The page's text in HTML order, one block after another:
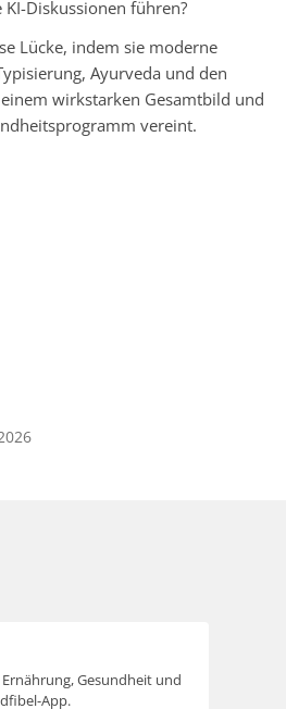
Diskussionen führen?
Lücke, indem sie moderne
Ayurveda und den
wirkstarken Gesamtbild und
vereint.
Gesundheit und
App.